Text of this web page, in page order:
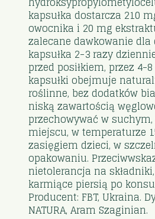
kapsułka dostarcza 210
owocnika i 20 mg
zalecane dawkowanie dla
kapsułka 2-3 razy
przed posiłkiem, przez 4-
kapsułki obejmuje
roślinne, bez dodatków
niską zawartością
przechowywać w
miejscu, w temperaturze
zasięgiem dzieci, w
opakowaniu.
nietolerancja na
karmiące piersią po
Producent: FBT, Ukraina.
NATURA, Aram Szaginian.